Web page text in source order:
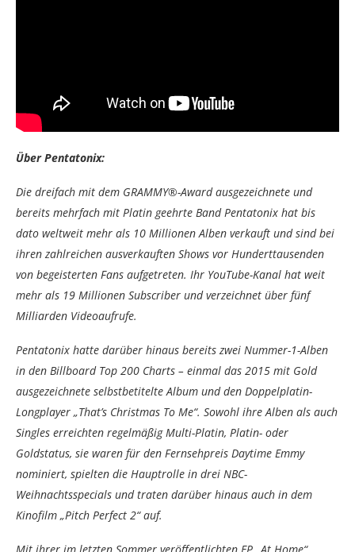
Über Pentatonix:
Die dreifach mit dem GRAMMY®-Award ausgezeichnete und
bereits mehrfach mit Platin geehrte Band Pentatonix hat bis
dato weltweit mehr als 10 Millionen Alben verkauft und sind bei
ihren zahlreichen ausverkauften Shows vor Hunderttausenden
von begeisterten Fans aufgetreten. Ihr YouTube-Kanal hat weit
mehr als 19 Millionen Subscriber und verzeichnet über fünf
Milliarden Videoaufrufe.
Pentatonix hatte darüber hinaus bereits zwei Nummer-1-Alben
in den Billboard Top 200 Charts – einmal das 2015 mit Gold
ausgezeichnete selbstbetitelte Album und den Doppelplatin-
Longplayer „That’s Christmas To Me“. Sowohl ihre Alben als auch
Singles erreichten regelmäßig Multi-Platin, Platin- oder
Goldstatus, sie waren für den Fernsehpreis Daytime Emmy
nominiert, spielten die Hauptrolle in drei NBC-
Weihnachtsspecials und traten darüber hinaus auch in dem
Kinofilm „Pitch Perfect 2“ auf.